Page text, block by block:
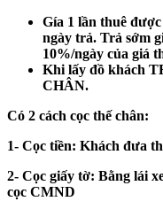
Gía 1 lần thuê được
ngày trả. Trả sớm
10%/ngày của giá
Khi lấy đồ khách
CHÂN.
Có 2 cách cọc thế chân:
1- Cọc tiền: Khách đưa
2- Cọc giấy tờ: Bằng lái
cọc CMND